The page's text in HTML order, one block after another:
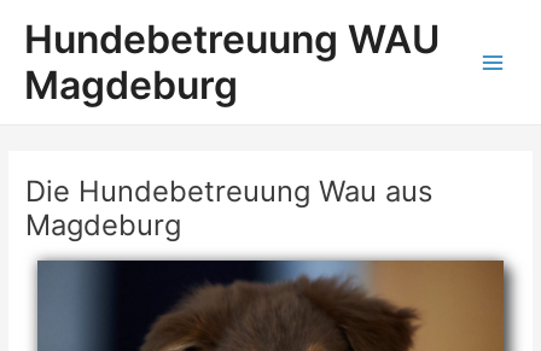
InhaltHundebetreuung WAU
Magdeburg
Die Hundebetreuung Wau aus
Magdeburg